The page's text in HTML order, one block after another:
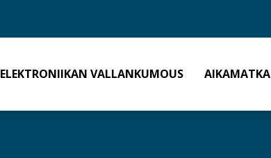
ELEKTRONIIKAN VALLANKUMOUS AIKAMATKA